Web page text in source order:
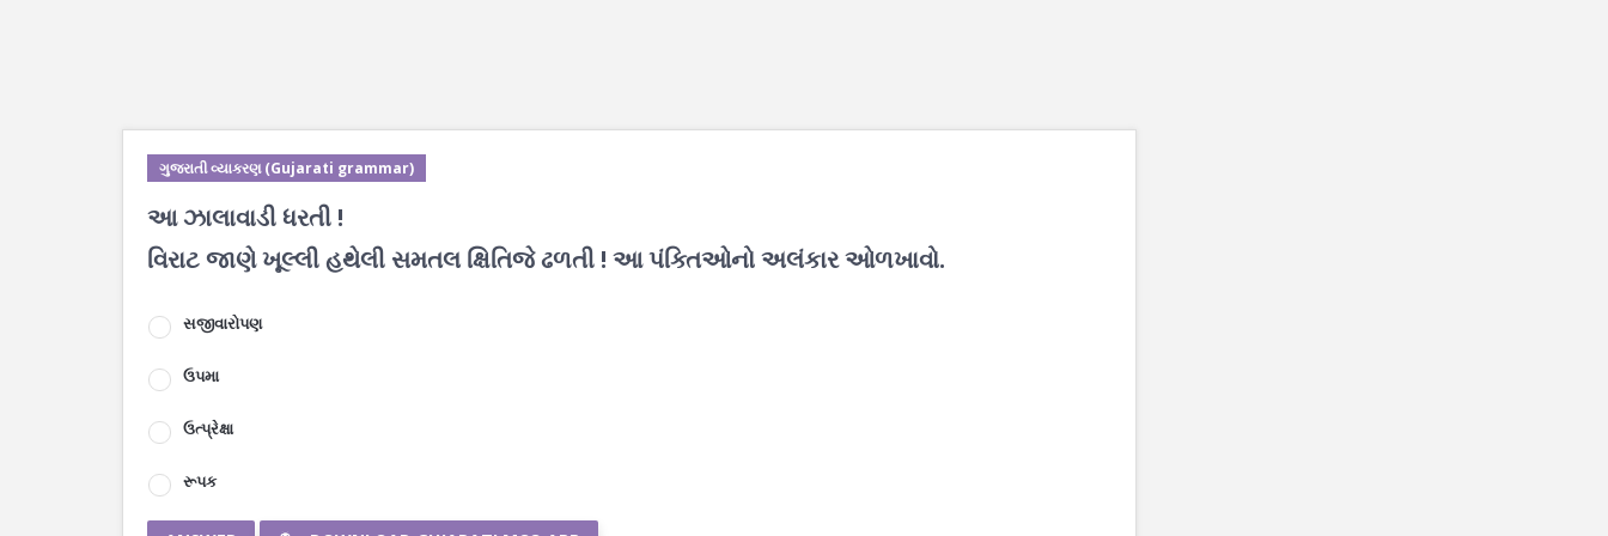
ગુજરાતી વ્યાકરણ (Gujarati grammar)
આ ઝાલાવાડી ધરતી !
વિરાટ જાણે ખૂલ્લી હથેલી સમતલ ક્ષિતિજે ઢળતી ! આ પંક્તિઓનો અલંકાર ઓળખાવો.
સજીવારોપણ
ઉપમા
ઉત્પ્રેક્ષા
રૂપક